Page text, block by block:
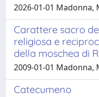
2026-01-01 Madonna,
Carattere sacro
religiosa e
della moschea di
2009-01-01 Madonna,
Catecumeno